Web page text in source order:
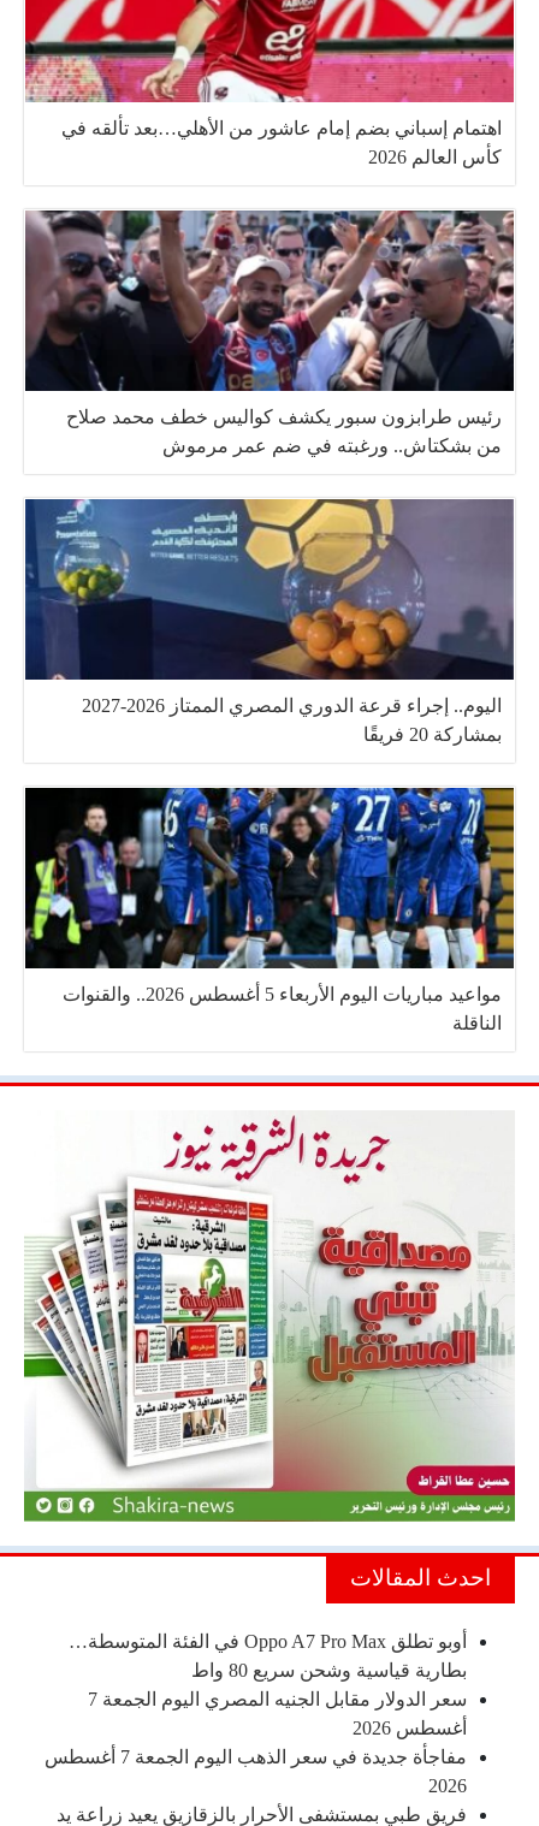
اهتمام إسباني بضم إمام عاشور من الأهلي…بعد تألقه في
كأس العالم 2026
رئيس طرابزون سبور يكشف كواليس خطف محمد صلاح
من بشكتاش.. ورغبته في ضم عمر مرموش
اليوم.. إجراء قرعة الدوري المصري الممتاز 2026-2027
بمشاركة 20 فريقًا
مواعيد مباريات اليوم الأربعاء 5 أغسطس 2026.. والقنوات
الناقلة
احدث المقالات
أوبو تطلق Oppo A7 Pro Max في الفئة المتوسطة…
بطارية قياسية وشحن سريع 80 واط
سعر الدولار مقابل الجنيه المصري اليوم الجمعة 7
أغسطس 2026
مفاجأة جديدة في سعر الذهب اليوم الجمعة 7 أغسطس
2026
فريق طبي بمستشفى الأحرار بالزقازيق يعيد زراعة يد